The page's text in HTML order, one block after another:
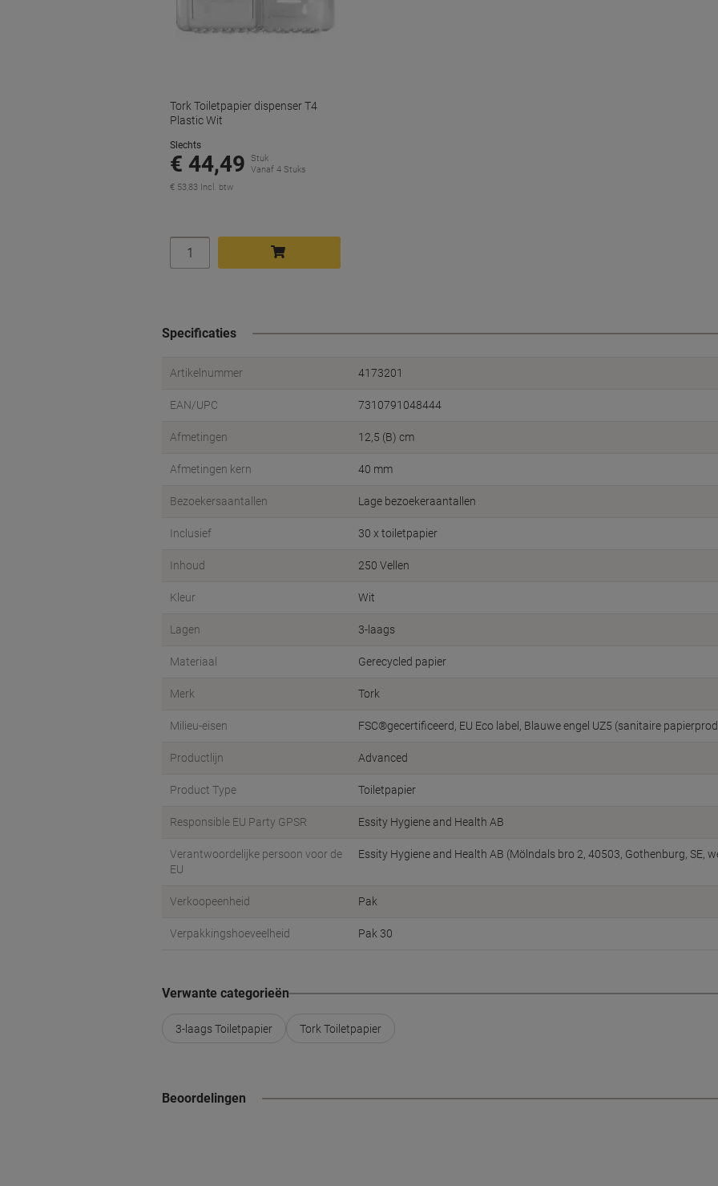
Tork Toiletpapier dispenser T4
Plastic Wit
Slechts
€ 44,49
Stuk
Vanaf 4 Stuks
€ 53,83 Incl. btw
Specificaties
Artikelnummer 4173201
EAN/UPC 7310791048444
Afmetingen 12,5 (B) cm
Afmetingen kern 40 mm
Bezoekersaantallen Lage bezoekeraantallen
Inclusief 30 x toiletpapier
Inhoud 250 Vellen
Kleur Wit
Lagen 3-laags
Materiaal Gerecycled papier
Merk Tork
Milieu-eisen FSC®gecertificeerd EU Eco label Blauwe engel UZ5 (sanitaire
Productlijn Advanced
Product Type Toiletpapier
Responsible EU Party GPSR Essity Hygiene and Health AB
Verantwoordelijke persoon voor de
EU
Essity Hygiene and Health AB (Mölndals bro 2, 40503, Gothenburg, SE,
Verkoopeenheid Pak
Verpakkingshoeveelheid Pak 30
Verwante categorieën
3-laags Toiletpapier Tork Toiletpapier
Beoordelingen